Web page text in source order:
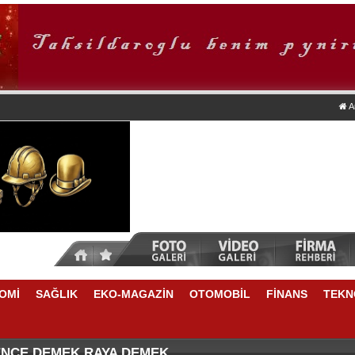
SAĞLIK EKO-MAGAZİN OTOMOBİL FİNANS
BÜYÜME İÇİN REKABETÇİLİĞİ ARTIRACAK
DURKUN'DAN YENİ DÖNEME İLİŞKİN ÖNEMLİ